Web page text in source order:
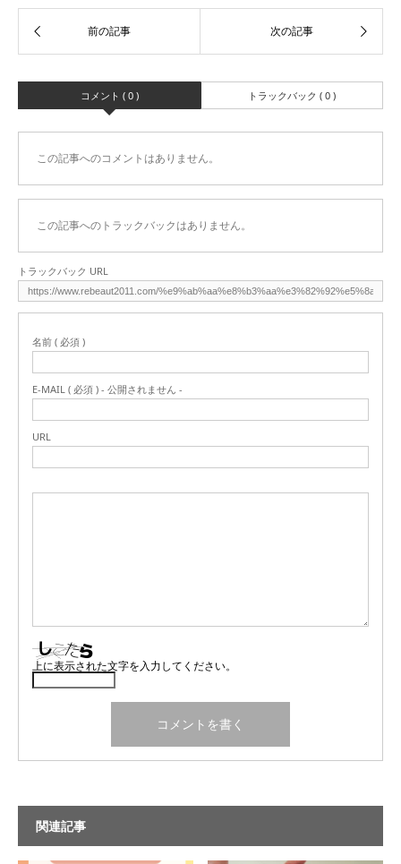
コメント ( 0 ) トラックバック ( 0 )
この記事へのコメントはありません。
この記事へのトラックバックはありません。
トラックバック URL
名前 ( 必須 )
E-MAIL ( 必須 ) - 公開されません -
URL
上に表示された文字を入力してください。
関連記事